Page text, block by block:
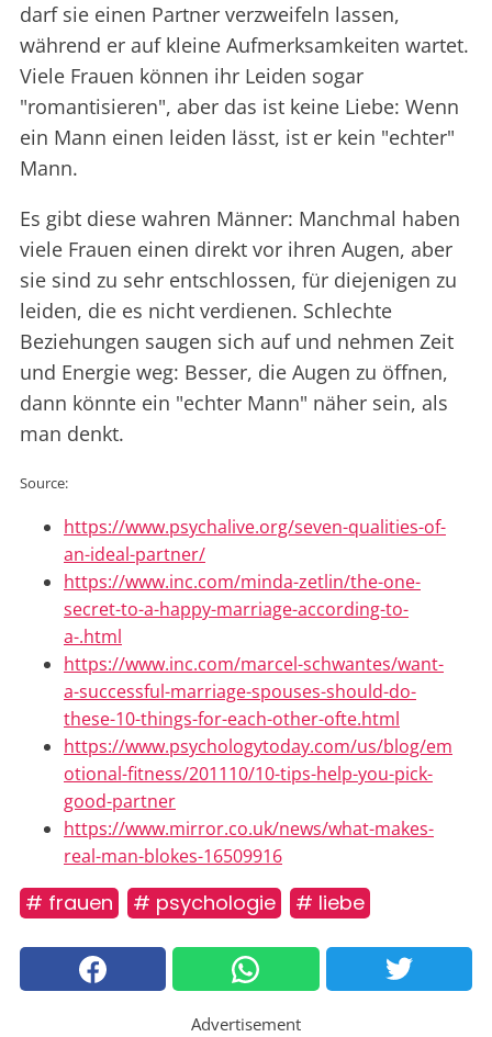
darf sie einen Partner verzweifeln lassen,
während er auf kleine Aufmerksamkeiten wartet.
Viele Frauen können ihr Leiden sogar
"romantisieren", aber das ist keine Liebe: Wenn
ein Mann einen leiden lässt, ist er kein "echter"
Mann.
Es gibt diese wahren Männer: Manchmal haben
viele Frauen einen direkt vor ihren Augen, aber
sie sind zu sehr entschlossen, für diejenigen zu
leiden, die es nicht verdienen. Schlechte
Beziehungen saugen sich auf und nehmen Zeit
und Energie weg: Besser, die Augen zu öffnen,
dann könnte ein "echter Mann" näher sein, als
man denkt.
Source:
https://www.psychalive.org/seven-qualities-of-
an-ideal-partner/
https://www.inc.com/minda-zetlin/the-one-
secret-to-a-happy-marriage-according-to-
a-.html
https://www.inc.com/marcel-schwantes/want-
a-successful-marriage-spouses-should-do-
these-10-things-for-each-other-ofte.html
https://www.psychologytoday.com/us/blog/em
otional-fitness/201110/10-tips-help-you-pick-
good-partner
https://www.mirror.co.uk/news/what-makes-
real-man-blokes-16509916
# frauen # psychologie # liebe
Advertisement